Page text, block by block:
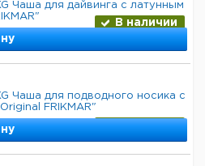
Чаша для дайвинга с латунным
В наличии
Чаша для подводного носика с
FRIKMAR"
В наличии